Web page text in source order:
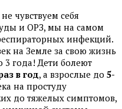
чувствуем себя
и ОРЗ, мы на самом
инфекций.
на Земле за свою жизнь
года! Дети болеют
в год, а взрослые до 5-
на простуду
до тяжелых симптомов,